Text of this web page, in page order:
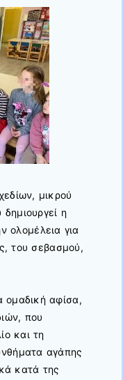
μικρού
η
ολομέλεια για
του σεβασμού,
ομαδική αφίσα,
που
και τη
αγάπης
κατά της